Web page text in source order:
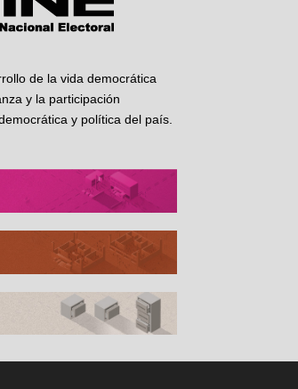
de la vida democrática
y la participación
y política del país.